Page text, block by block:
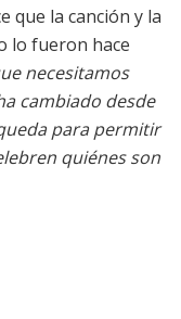
que la canción y la
lo fueron hace
necesitamos
cambiado desde
para permitir
quiénes son